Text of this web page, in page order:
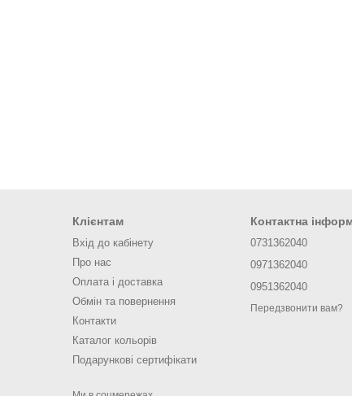
Клієнтам
Вхід до кабінету
Про нас
Оплата і доставка
Обмін та повернення
Контакти
Каталог кольорів
Подарункові сертифікати
Контактна
0731362040
0971362040
0951362040
Передзвонити вам?